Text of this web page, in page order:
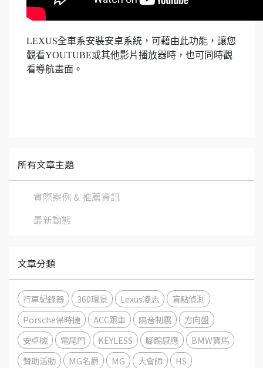
LEXUS全車系安裝安卓系統，可藉由此功能，讓您
觀看YOUTUBE或其他影片播放器時，也可同時觀
看導航畫面。
所有文章主題
實際案例 & 推薦資訊
最新動態
文章分類
行車紀錄器 360環景 Lexus凌志
盲點偵測
Porsche保時捷
ACC跟車 隔音制震
方向盤
安卓機
電尾門 KEYLESS 腳踢感應
BMW寶馬
贊助活動
MG名爵 MG 大會師
HS